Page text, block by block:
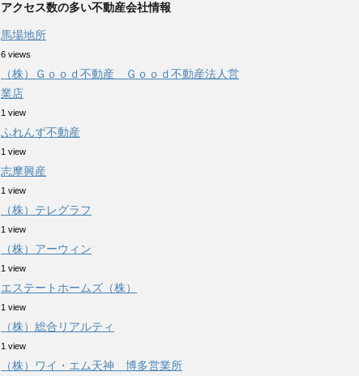
アクセス数の多い不動産会社情報
馬場地所
6 views
（株）Ｇｏｏｄ不動産 Ｇｏｏｄ不動産法人営
業店
1 view
ふれんず不動産
1 view
志摩興産
1 view
（株）テレグラフ
1 view
（株）アーウィン
1 view
エステートホームズ（株）
1 view
（株）総合リアルティ
1 view
（株）ワイ・エム天神 博多営業所